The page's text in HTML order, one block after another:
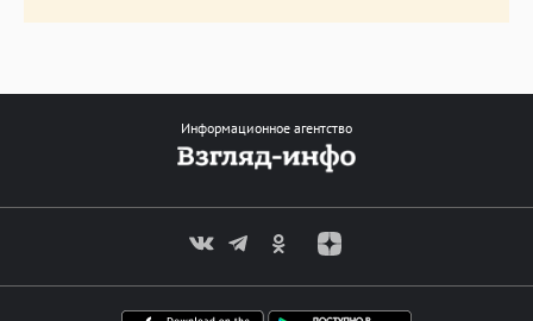
Информационное агентство